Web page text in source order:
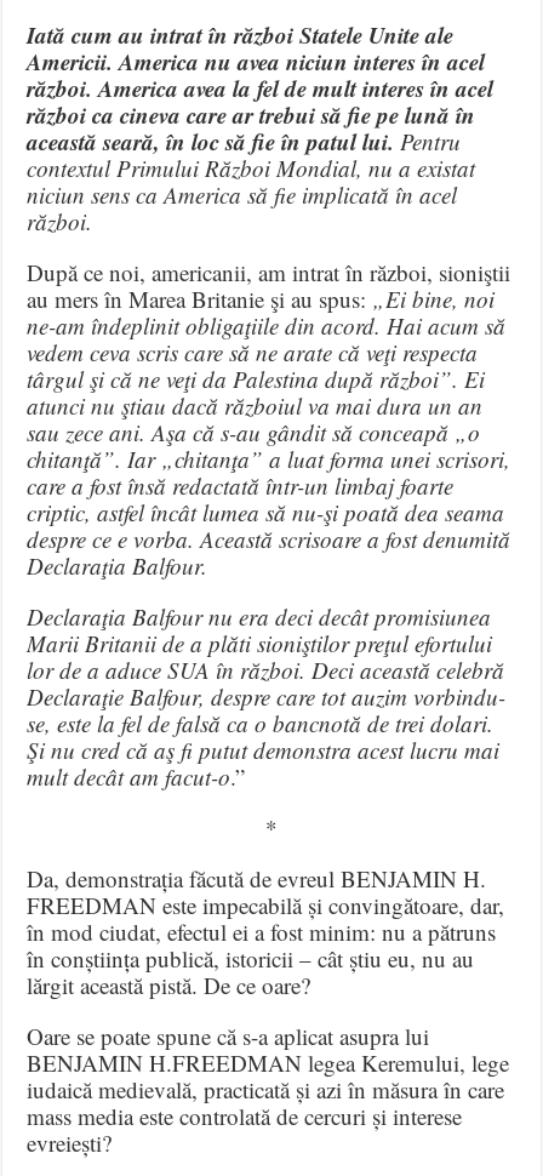
Iată cum au intrat în război Statele Unite ale
Americii. America nu avea niciun interes în acel
război. America avea la fel de mult interes în acel
război ca cineva care ar trebui să fie pe lună în
această seară, în loc să fie în patul lui. Pentru
contextul Primului Război Mondial, nu a existat
niciun sens ca America să fie implicată în acel
război.
După ce noi, americanii, am intrat în război, sioniştii
au mers în Marea Britanie şi au spus: „Ei bine, noi
ne-am îndeplinit obligaţiile din acord. Hai acum să
vedem ceva scris care să ne arate că veţi respecta
târgul şi că ne veţi da Palestina după război”. Ei
atunci nu ştiau dacă războiul va mai dura un an
sau zece ani. Aşa că s-au gândit să conceapă „o
chitanţă”. Iar „chitanţa” a luat forma unei scrisori,
care a fost însă redactată într-un limbaj foarte
criptic, astfel încât lumea să nu-şi poată dea seama
despre ce e vorba. Această scrisoare a fost denumită
Declaraţia Balfour.
Declaraţia Balfour nu era deci decât promisiunea
Marii Britanii de a plăti sioniştilor preţul efortului
lor de a aduce SUA în război. Deci această celebră
Declaraţie Balfour, despre care tot auzim vorbindu-
se, este la fel de falsă ca o bancnotă de trei dolari.
Şi nu cred că aş fi putut demonstra acest lucru mai
mult decât am facut-o.”
*
Da, demonstrația făcută de evreul BENJAMIN H.
FREEDMAN este impecabilă și convingătoare, dar,
în mod ciudat, efectul ei a fost minim: nu a pătruns
în conștiința publică, istoricii – cât știu eu, nu au
lărgit această pistă. De ce oare?
Oare se poate spune că s-a aplicat asupra lui
BENJAMIN H.FREEDMAN legea Keremului, lege
iudaică medievală, practicată și azi în măsura în care
mass media este controlată de cercuri și interese
evreiești?